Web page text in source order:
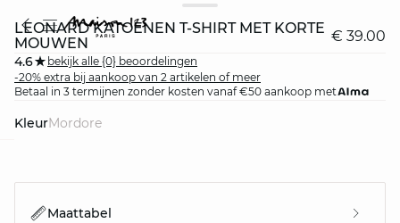
LEONARD KATOENEN T-SHIRT MET KORTE
MOUWEN
€ 39.00
4.6
bekijk alle {0} beoordelingen
-20% extra bij aankoop van 2 artikelen of meer
Betaal in 3 termijnen zonder kosten vanaf €50 aankoop met
Kleur mordore
Maattabel